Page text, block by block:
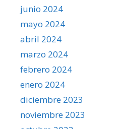
junio 2024
mayo 2024
abril 2024
marzo 2024
febrero 2024
enero 2024
diciembre 2023
noviembre 2023